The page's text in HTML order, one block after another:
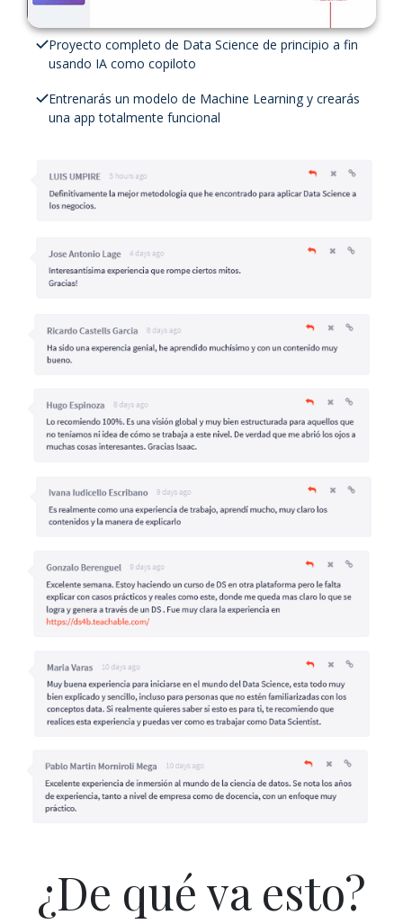
Proyecto completo de Data Science de principio a fin
usando IA como copiloto
Entrenarás un modelo de Machine Learning y crearás
una app totalmente funcional
¿De qué va esto?